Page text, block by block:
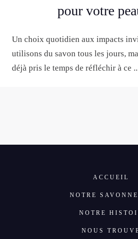
pour votre
Un choix quotidien aux impacts
utilisons du savon tous les jours,
déjà pris le temps de réfléchir à ce
ACCUEIL
NOTRE
NOTRE
NOUS